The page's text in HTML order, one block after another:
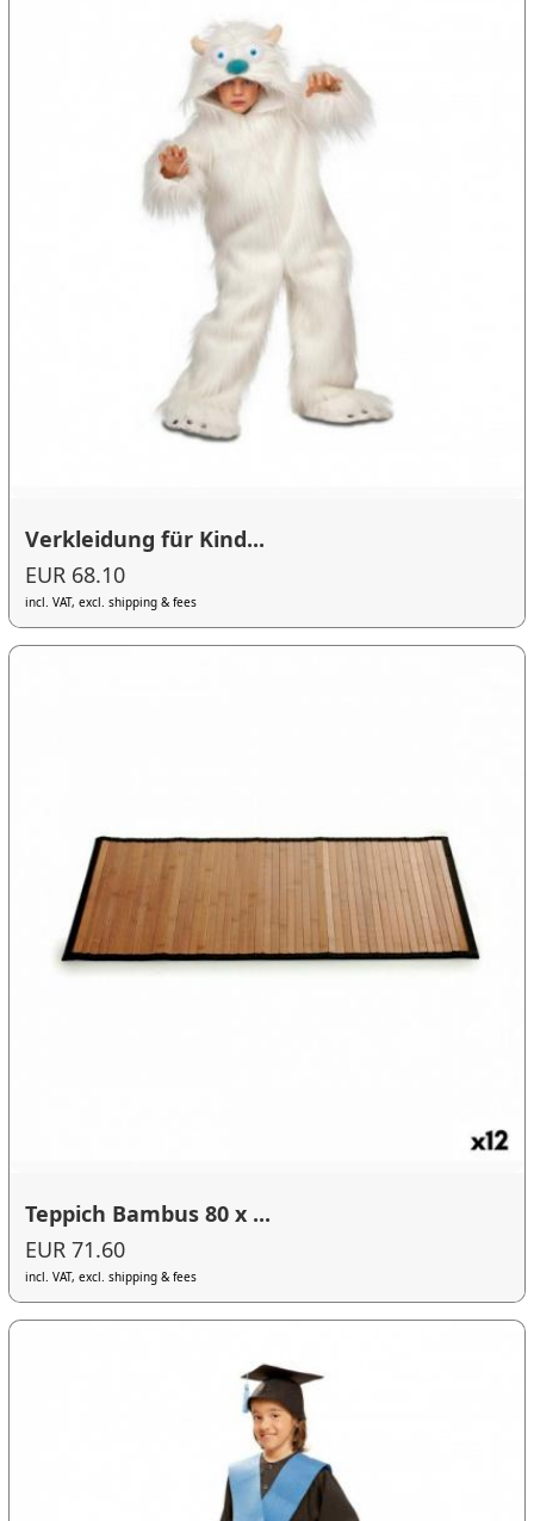
Verkleidung für Kind...
EUR 68.10
incl. VAT, excl. shipping & fees
Teppich Bambus 80 x ...
EUR 71.60
incl. VAT, excl. shipping & fees